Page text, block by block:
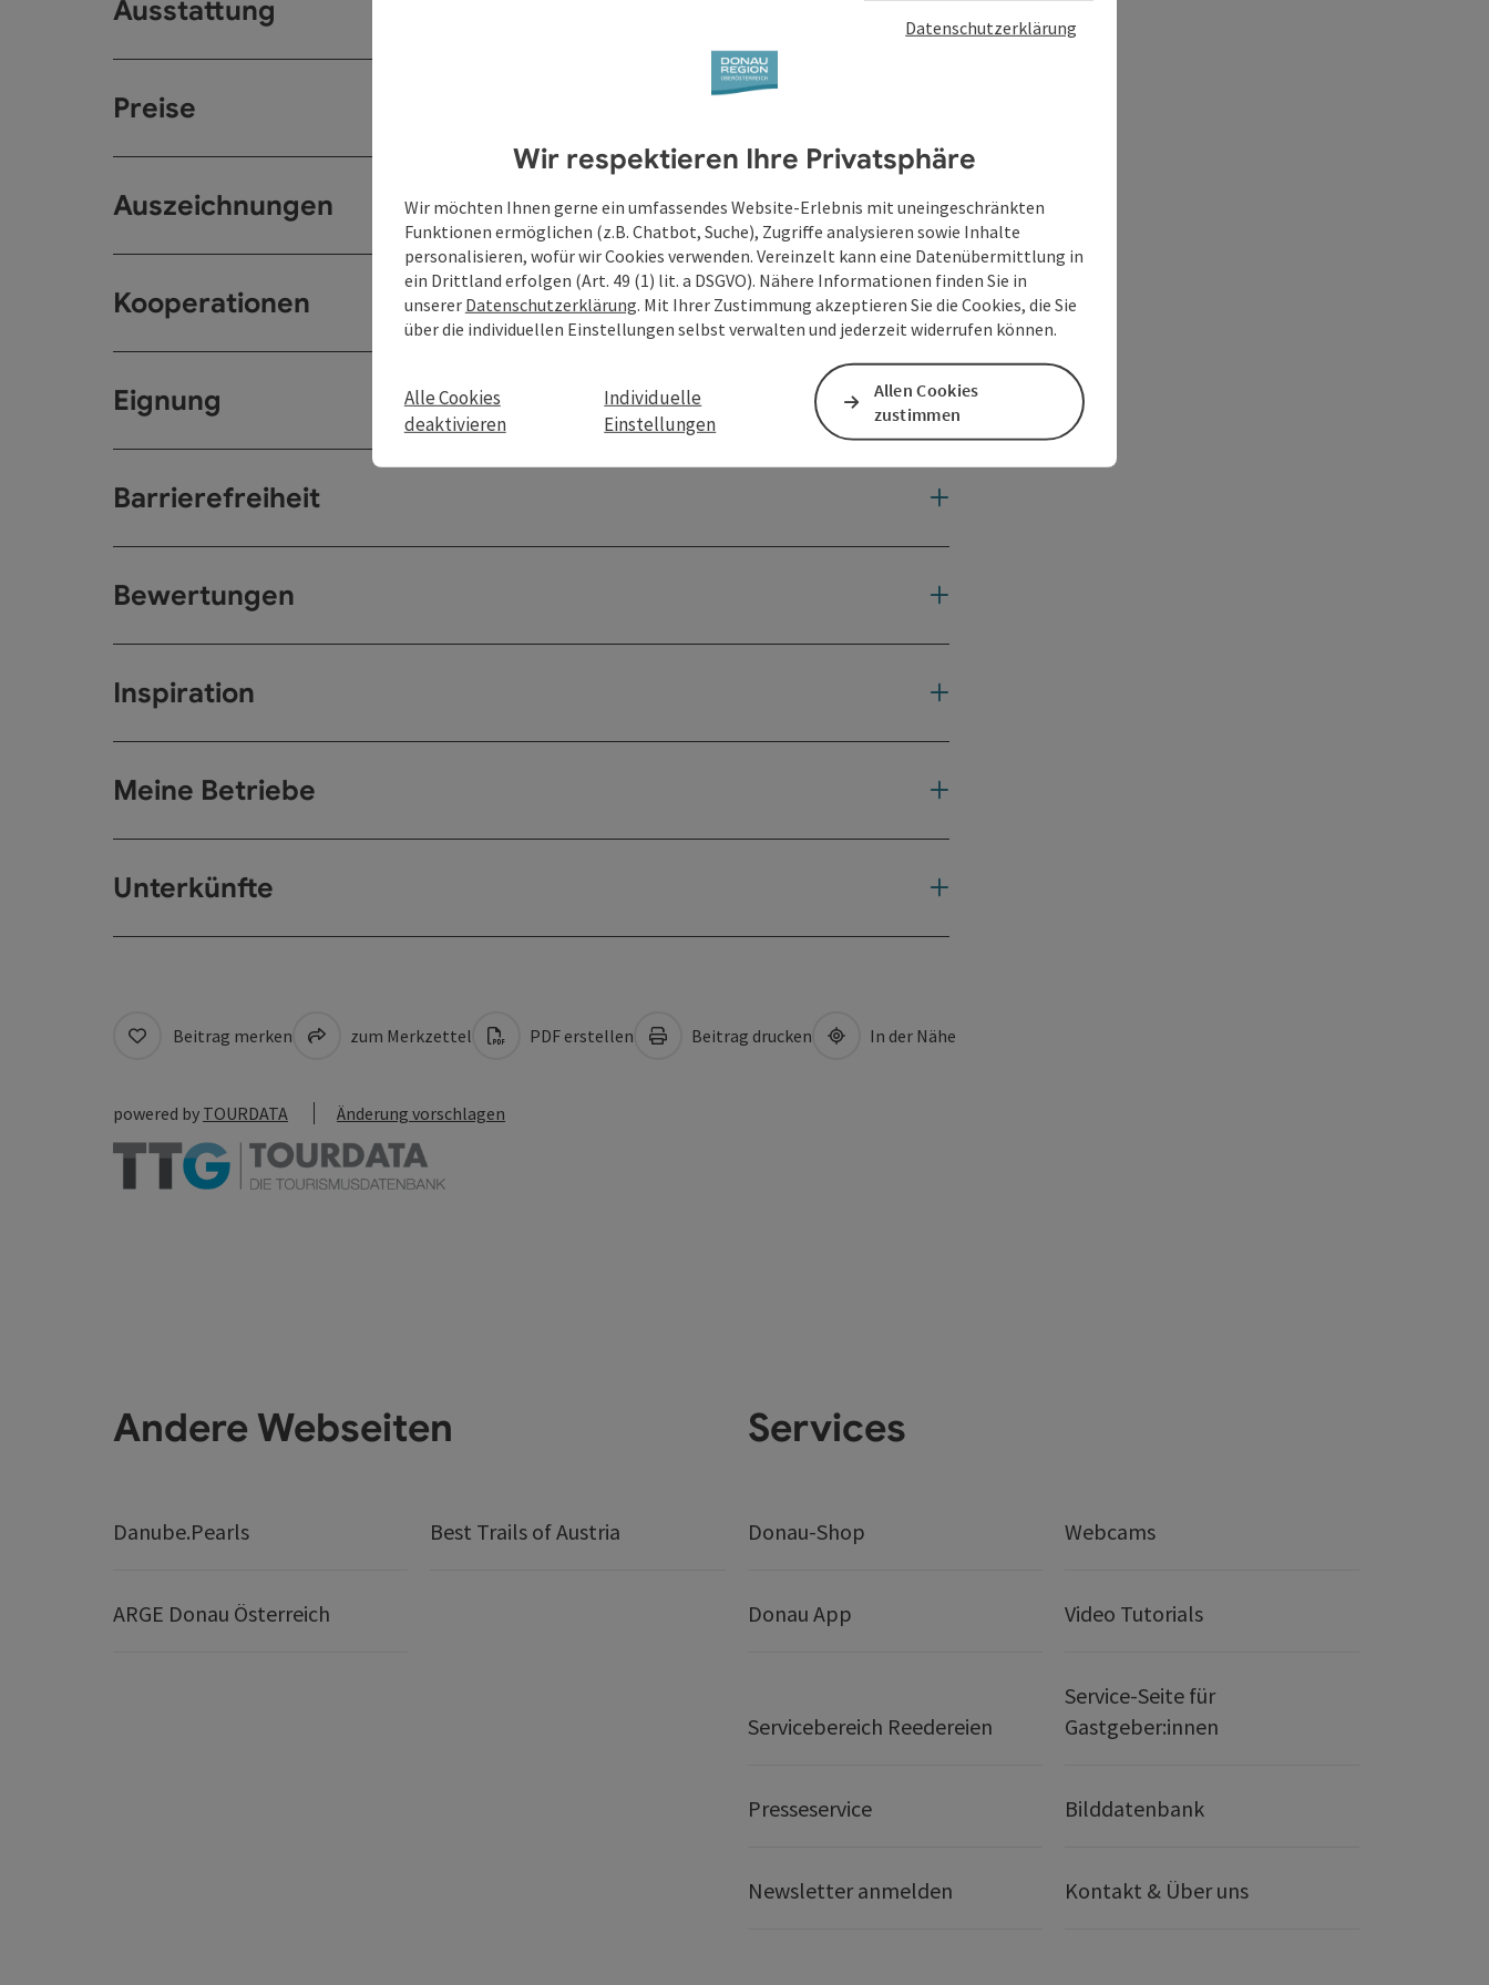
Ausstattung
Preise
Auszeichnungen
Kooperationen
Eignung
Barrierefreiheit
Bewertungen
Inspiration
Meine Betriebe
Unterkünfte
Beitrag merken zum Merkzettel PDF erstellen Beitrag drucken In der Nähe
powered by TOURDATA Änderung vorschlagen
Andere Webseiten
Danube.Pearls Best Trails of Austria
ARGE Donau Österreich
Services
Donau-Shop Webcams
Donau App Video Tutorials
Servicebereich Reedereien
Service-Seite für
Gastgeber:innen
Presseservice Bilddatenbank
Newsletter anmelden Kontakt & Über uns
Datenschutzerklärung
Wir respektieren Ihre Privatsphäre
Wir möchten Ihnen gerne ein umfassendes Website-Erlebnis mit uneingeschränkten
Funktionen ermöglichen (z.B. Chatbot, Suche), Zugriffe analysieren sowie Inhalte
personalisieren, wofür wir Cookies verwenden. Vereinzelt kann eine Datenübermittlung in
ein Drittland erfolgen (Art. 49 (1) lit. a DSGVO). Nähere Informationen finden Sie in
unserer Datenschutzerklärung. Mit Ihrer Zustimmung akzeptieren Sie die Cookies, die Sie
über die individuellen Einstellungen selbst verwalten und jederzeit widerrufen können.
Alle Cookies
deaktivieren
Individuelle
Einstellungen
Allen Cookies
zustimmen